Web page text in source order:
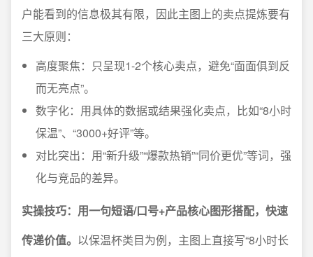
户能看到的信息极其有限，因此主图上的卖点提炼要有
三大原则：
高度聚焦：只呈现1-2个核心卖点，避免“面面俱到反
而无亮点”。
数字化：用具体的数据或结果强化卖点，比如“8小时
保温”、“3000+好评”等。
对比突出：用“新升级”“爆款热销”“同价更优”等词，强
化与竞品的差异。
实操技巧：用一句短语/口号+产品核心图形搭配，快速
传递价值。 以保温杯类目为例，主图上直接写“8小时长